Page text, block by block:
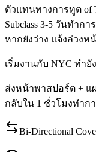
ตัวแทนทางการทูต of
Subclass 3-5 วันทำก
หากยังว่าง แจ้งล่วงห
เริ่มงานกับ NYC ทำยั
ส่งหน้าพาสปอร์ต + แ
กลับใน 1 ชั่วโมงทำกา
Bi-Directional